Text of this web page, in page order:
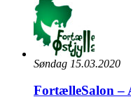
Søndag 15.03.2020
FortælleSalon –